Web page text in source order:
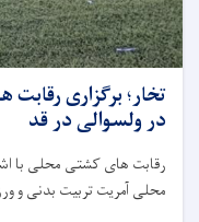
در ولسوالی در قد
محلی آمریت تربیت بدنی و